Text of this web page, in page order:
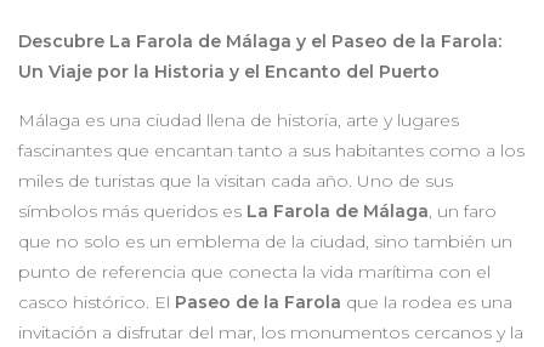
Descubre La Farola de Málaga y el Paseo de la Farola:
Un Viaje por la Historia y el Encanto del Puerto
Málaga es una ciudad llena de historia, arte y lugares
fascinantes que encantan tanto a sus habitantes como a los
miles de turistas que la visitan cada año. Uno de sus
símbolos más queridos es La Farola de Málaga, un faro
que no solo es un emblema de la ciudad, sino también un
punto de referencia que conecta la vida marítima con el
casco histórico. El Paseo de la Farola que la rodea es una
invitación a disfrutar del mar, los monumentos cercanos y la